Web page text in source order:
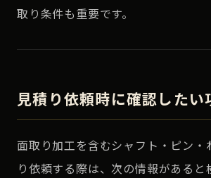
取り条件も重要です。
見積り依頼時に確認したい
面取り加工を含むシャフト・ピン・
り依頼する際は、次の情報があると